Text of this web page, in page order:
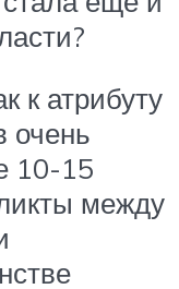
к атрибуту
очень
10-15
между